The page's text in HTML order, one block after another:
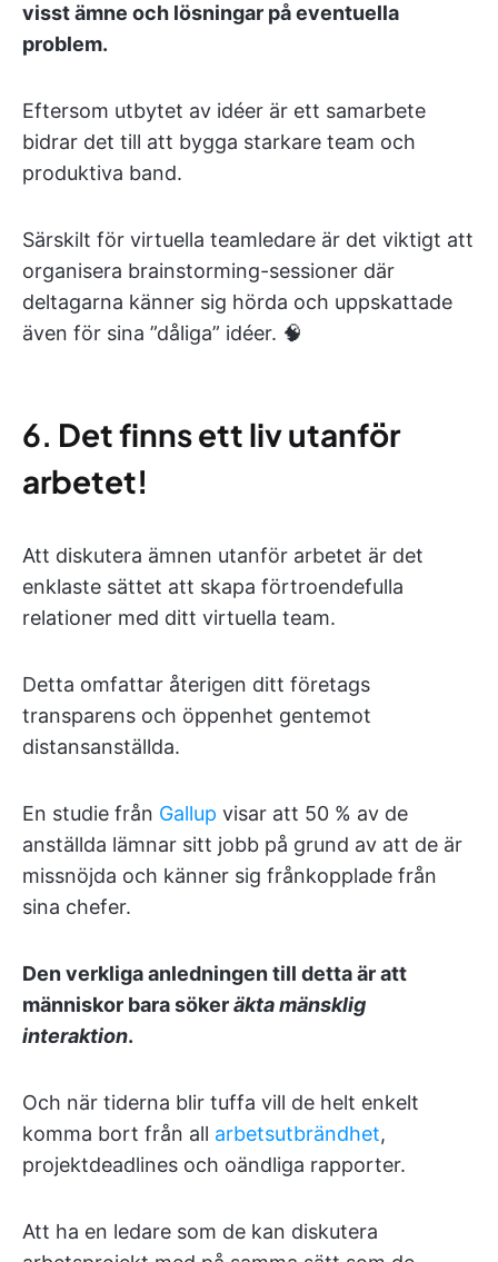
visst ämne och lösningar på eventuella
problem.
Eftersom utbytet av idéer är ett samarbete
bidrar det till att bygga starkare team och
produktiva band.
Särskilt för virtuella teamledare är det viktigt att
organisera brainstorming-sessioner där
deltagarna känner sig hörda och uppskattade
även för sina ”dåliga” idéer. 🧠
6. Det finns ett liv utanför
arbetet!
Att diskutera ämnen utanför arbetet är det
enklaste sättet att skapa förtroendefulla
relationer med ditt virtuella team.
Detta omfattar återigen ditt företags
transparens och öppenhet gentemot
distansanställda.
En studie från Gallup visar att 50 % av de
anställda lämnar sitt jobb på grund av att de är
missnöjda och känner sig frånkopplade från
sina chefer.
Den verkliga anledningen till detta är att
människor bara sökeräkta mänsklig
interaktion.
Och när tiderna blir tuffa vill de helt enkelt
komma bort från all arbetsutbrändhet,
projektdeadlines och oändliga rapporter.
Att ha en ledare som de kan diskutera